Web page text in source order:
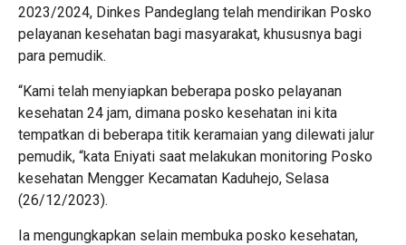
2023/2024, Dinkes Pandeglang telah mendirikan Posko
pelayanan kesehatan bagi masyarakat, khususnya bagi
para pemudik.
“Kami telah menyiapkan beberapa posko pelayanan
kesehatan 24 jam, dimana posko kesehatan ini kita
tempatkan di beberapa titik keramaian yang dilewati jalur
pemudik, “kata Eniyati saat melakukan monitoring Posko
kesehatan Mengger Kecamatan Kaduhejo, Selasa
(26/12/2023).
Ia mengungkapkan selain membuka posko kesehatan,